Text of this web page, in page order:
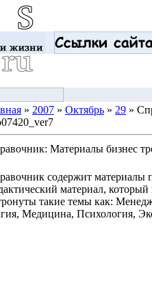
» 2007 » Октябрь » 29 »
Материалы бизнес
содержит материалы
материал,
такие темы как:
Медицина, Психология,